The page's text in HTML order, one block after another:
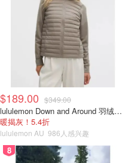
$189.00 $349.00
lululemon Down and Around 羽绒夹克
暖揭灰！5.4折
lululemon AU 986人感兴趣
8